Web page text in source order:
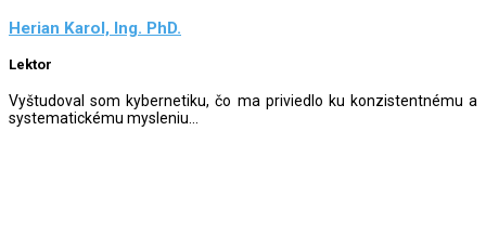
Herian Karol, Ing. PhD.
Lektor
Vyštudoval som kybernetiku, čo ma priviedlo ku konzistentnému a
systematickému mysleniu...